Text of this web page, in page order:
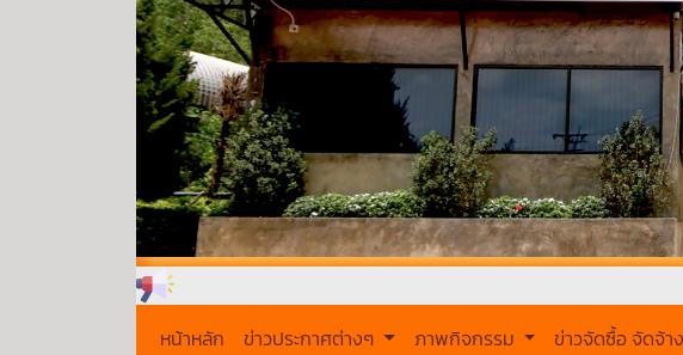
หน้าหลัก ข่าวประกาศต่างๆ ภาพกิจกรรม ข่าวจัดซื้อ จัดจ้าง